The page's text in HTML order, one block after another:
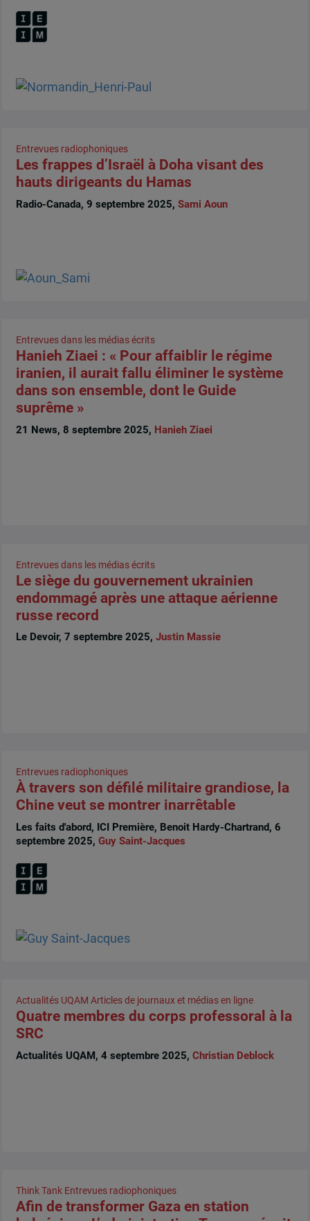
Entrevues radiophoniques
Les frappes d’Israël à Doha visant des
hauts dirigeants du Hamas
Radio-Canada, 9 septembre 2025, Sami Aoun
Entrevues dans les médias écrits
Hanieh Ziaei : « Pour affaiblir le régime
iranien, il aurait fallu éliminer le système
dans son ensemble, dont le Guide
suprême »
21 News, 8 septembre 2025, Hanieh Ziaei
Entrevues dans les médias écrits
Le siège du gouvernement ukrainien
endommagé après une attaque aérienne
russe record
Le Devoir, 7 septembre 2025, Justin Massie
Entrevues radiophoniques
À travers son défilé militaire grandiose, la
Chine veut se montrer inarrêtable
Les faits d'abord, ICI Première, Benoit Hardy-Chartrand, 6
septembre 2025, Guy Saint-Jacques
Actualités UQAM Articles de journaux et médias en ligne
Quatre membres du corps professoral à la
SRC
Actualités UQAM, 4 septembre 2025, Christian Deblock
Think Tank Entrevues radiophoniques
Afin de transformer Gaza en station